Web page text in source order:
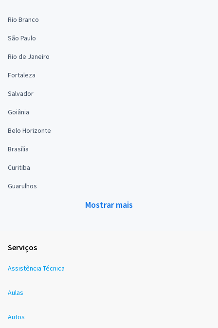
Rio Branco
São Paulo
Rio de Janeiro
Fortaleza
Salvador
Goiânia
Belo Horizonte
Brasília
Curitiba
Guarulhos
Mostrar mais
Serviços
Assistência Técnica
Aulas
Autos